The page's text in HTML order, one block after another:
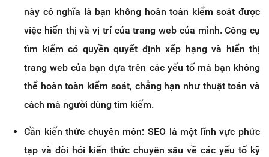
này có nghĩa là bạn không hoàn toàn kiểm soát được
việc hiển thị và vị trí của trang web của mình. Công cụ
tìm kiếm có quyền quyết định xếp hạng và hiển thị
trang web của bạn dựa trên các yếu tố mà bạn không
thể hoàn toàn kiểm soát, chẳng hạn như thuật toán và
cách mà người dùng tìm kiếm.
Cần kiến thức chuyên môn: SEO là một lĩnh vực phức
tạp và đòi hỏi kiến thức chuyên sâu về các yếu tố kỹ